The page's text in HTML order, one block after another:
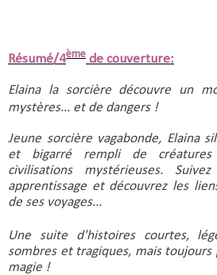
Résumé/4ème de couverture:
Elaina la sorcière découvre un
mystères... et de dangers !
Jeune sorcière vagabonde, Elaina
et bigarré rempli de
civilisations mystérieuses.
apprentissage et découvrez les
de ses voyages...
Une suite d'histoires courtes,
sombres et tragiques, mais
magie !